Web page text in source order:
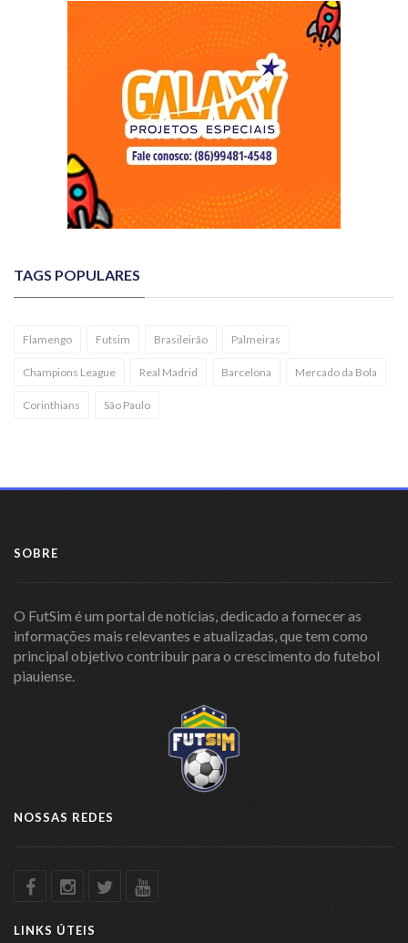
TAGS POPULARES
Flamengo Futsim Brasileirão Palmeiras
Champions League Real Madrid Barcelona Mercado da Bola
Corinthians São Paulo
SOBRE
O FutSim é um portal de notícias, dedicado a fornecer as
informações mais relevantes e atualizadas, que tem como
principal objetivo contribuir para o crescimento do futebol
piauiense.
NOSSAS REDES
LINKS ÚTEIS